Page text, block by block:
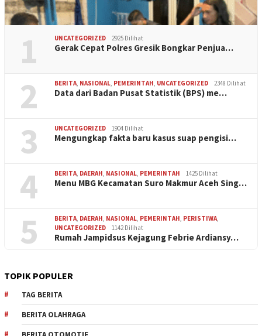
1 UNCATEGORIZED 2925 Dilihat
Gerak Cepat Polres Gresik Bongkar Penjua…
2 BERITA, NASIONAL, PEMERINTAH, UNCATEGORIZED 2348 Dilihat
Data dari Badan Pusat Statistik (BPS) me…
3 UNCATEGORIZED 1904 Dilihat
Mengungkap fakta baru kasus suap pengisi…
4 BERITA, DAERAH, NASIONAL, PEMERINTAH 1425 Dilihat
Menu MBG Kecamatan Suro Makmur Aceh Sing…
5 BERITA, DAERAH, NASIONAL, PEMERINTAH, PERISTIWA,
UNCATEGORIZED
1142 Dilihat
Rumah Jampidsus Kejagung Febrie Ardiansy…
TOPIK POPULER
TAG BERITA
BERITA OLAHRAGA